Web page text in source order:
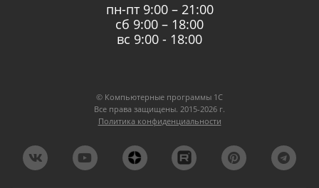
пн-пт 9:00 – 21:00
сб 9:00 – 18:00
вс 9:00 - 18:00
© Компьютерные программы 1C
Все права защищены. 2015-2026 г.
Политика конфиденциальности